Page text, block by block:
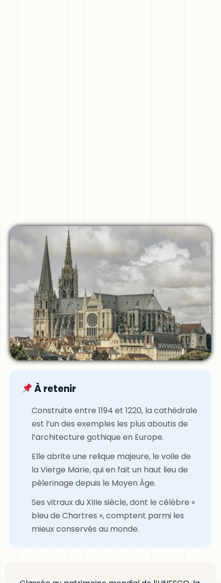
À retenir
Construite entre 1194 et 1220, la cathédrale
est l’un des exemples les plus aboutis de
l’architecture gothique en Europe.
Elle abrite une relique majeure, le voile de
la Vierge Marie, qui en fait un haut lieu de
pèlerinage depuis le Moyen Âge.
Ses vitraux du XIIIe siècle, dont le célèbre «
bleu de Chartres », comptent parmi les
mieux conservés au monde.